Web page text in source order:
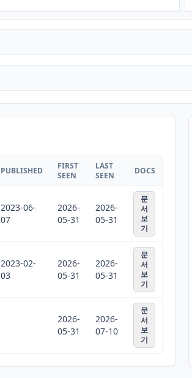
PUBLISHED
FIRST
SEEN
LAST
SEEN
DOCS
2023-06-
07
2026-
05-31
2026-
05-31
문
서
보
기
2023-02-
03
2026-
05-31
2026-
05-31
문
서
보
기
2026-
05-31
2026-
07-10
문
서
보
기